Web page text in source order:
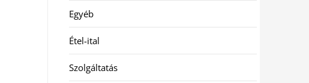
Egyéb
Étel-ital
Szolgáltatás